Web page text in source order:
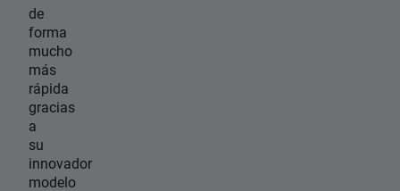
de
forma
mucho
más
rápida
gracias
a
su
innovador
modelo